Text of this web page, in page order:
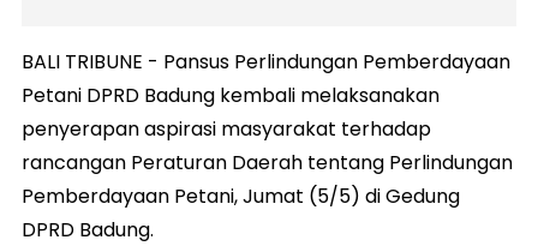
BALI TRIBUNE - Pansus Perlindungan Pemberdayaan
Petani DPRD Badung kembali melaksanakan
penyerapan aspirasi masyarakat terhadap
rancangan Peraturan Daerah tentang Perlindungan
Pemberdayaan Petani, Jumat (5/5) di Gedung
DPRD Badung.